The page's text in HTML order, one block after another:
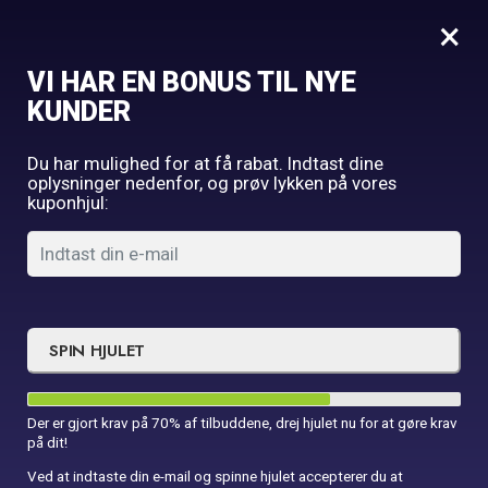
Udforsk vores spændende
udvalg
Bestil inden kl. 16 og få leveret næste hverdag.
Forside Varer tagged “rekvisitter”
×
VI HAR EN BONUS TIL NYE
KUNDER
Du har mulighed for at få rabat. Indtast dine
oplysninger nedenfor, og prøv lykken på vores
kuponhjul:
SPIN HJULET
Der er gjort krav på 70% af tilbuddene, drej hjulet nu for at gøre krav
på dit!
Ved at indtaste din e-mail og spinne hjulet accepterer du at